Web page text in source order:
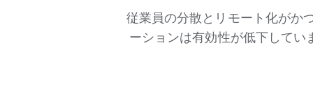
従業員の分散とリモート化がか
ーションは有効性が低下して